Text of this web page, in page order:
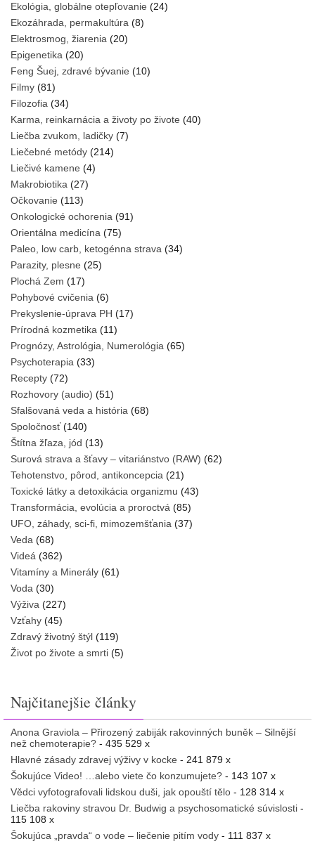
Ekológia, globálne otepľovanie (24)
Ekozáhrada, permakultúra (8)
Elektrosmog, žiarenia (20)
Epigenetika (20)
Feng Šuej, zdravé bývanie (10)
Filmy (81)
Filozofia (34)
Karma, reinkarnácia a životy po živote (40)
Liečba zvukom, ladičky (7)
Liečebné metódy (214)
Liečivé kamene (4)
Makrobiotika (27)
Očkovanie (113)
Onkologické ochorenia (91)
Orientálna medicína (75)
Paleo, low carb, ketogénna strava (34)
Parazity, plesne (25)
Plochá Zem (17)
Pohybové cvičenia (6)
Prekyslenie-úprava PH (17)
Prírodná kozmetika (11)
Prognózy, Astrológia, Numerológia (65)
Psychoterapia (33)
Recepty (72)
Rozhovory (audio) (51)
Sfalšovaná veda a história (68)
Spoločnosť(140)
Štítna žľaza, jód (13)
Surová strava a šťavy – vitariánstvo (RAW) (62)
Tehotenstvo, pôrod, antikoncepcia (21)
Toxické látky a detoxikácia organizmu (43)
Transformácia, evolúcia a proroctvá (85)
UFO, záhady, sci-fi, mimozemšťania (37)
Veda (68)
Videá (362)
Vitamíny a Minerály (61)
Voda (30)
Výživa (227)
Vzťahy (45)
Zdravý životný štýl (119)
Život po živote a smrti (5)
Najčitanejšie články
Anona Graviola – Přirozený zabiják rakovinných buněk – Silnější
než chemoterapie? - 435 529 x
Hlavné zásady zdravej výživy v kocke - 241 879 x
Šokujúce Video! …alebo viete čo konzumujete? - 143 107 x
Vědci vyfotografovali lidskou duši, jak opouští tělo - 128 314 x
Liečba rakoviny stravou Dr. Budwig a psychosomatické súvislosti -
115 108 x
Šokujúca „pravda“ o vode – liečenie pitím vody - 111 837 x